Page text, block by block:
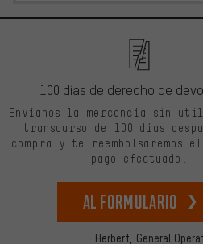
Herbert, General
100 días de derecho de
Envíanos la mercancía sin
transcurso de 100 días
compra y te reembolsaremos
pago efectuado.
Al formulario